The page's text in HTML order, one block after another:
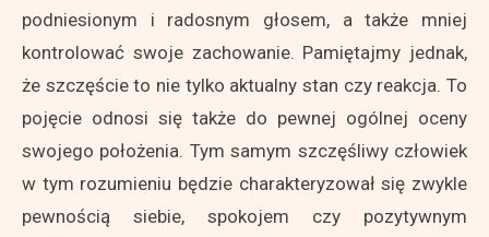
podniesionym i radosnym głosem, a także mniej
kontrolować swoje zachowanie. Pamiętajmy jednak,
że szczęście to nie tylko aktualny stan czy reakcja. To
pojęcie odnosi się także do pewnej ogólnej oceny
swojego położenia. Tym samym szczęśliwy człowiek
w tym rozumieniu będzie charakteryzował się zwykle
pewnością siebie, spokojem czy pozytywnym